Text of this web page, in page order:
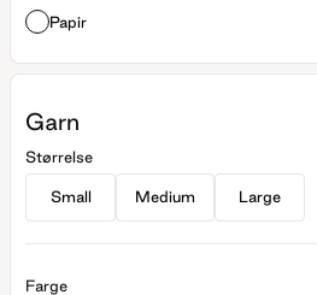
Papir
Garn
Størrelse
Small Medium Large
Farge